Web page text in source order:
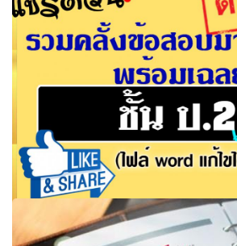
รวมคลั้งข้อสอบมาตรฐาน พร้อมเฉลย เยอ